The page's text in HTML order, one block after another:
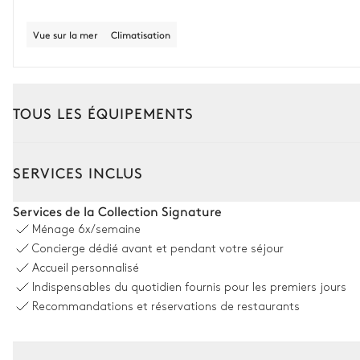
Vue sur la mer Climatisation
TOUS LES ÉQUIPEMENTS
Vue sur la mer
Piscine
Non chauffée · Au sel
profondeur = 1,4m
SERVICES INCLUS
Services de la Collection Signature
Ménage 6x/semaine
Concierge dédié avant et pendant votre séjour
Accueil personnalisé
Indispensables du quotidien fournis pour les premiers jours
Recommandations et réservations de restaurants